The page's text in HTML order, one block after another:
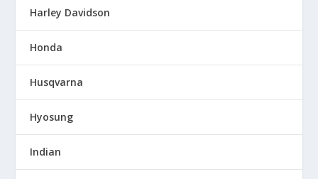
Harley Davidson
Honda
Husqvarna
Hyosung
Indian